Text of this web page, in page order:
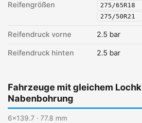
Reifengrößen 275/65R18
275/50R21
Reifendruck vorne 2.5 bar
Reifendruck hinten 2.5 bar
Fahrzeuge mit gleichem
Nabenbohrung
6x139.7 · 77.8 mm